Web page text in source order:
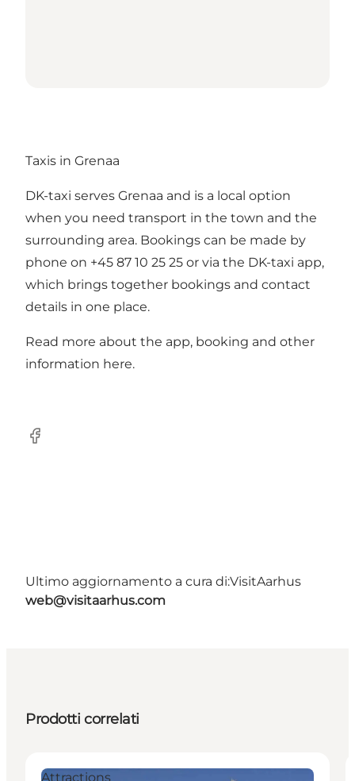
Taxis in Grenaa
DK-taxi serves Grenaa and is a local option
when you need transport in the town and the
surrounding area. Bookings can be made by
phone on +45 87 10 25 25 or via the DK-taxi app,
which brings together bookings and contact
details in one place.
Read more about the app, booking and other
information here.
Facebook
Ultimo aggiornamento a cura di:VisitAarhus
web@visitaarhus.com
Prodotti correlati
Attractions